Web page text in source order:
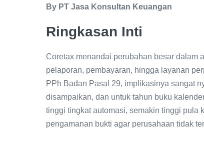
By PT Jasa Konsultan Keuangan
Ringkasan Inti
Coretax menandai perubahan besar dalam
pelaporan, pembayaran, hingga layanan
PPh Badan Pasal 29, implikasinya sangat
disampaikan, dan untuk tahun buku
tinggi tingkat automasi, semakin tinggi pula
pengamanan bukti agar perusahaan tidak